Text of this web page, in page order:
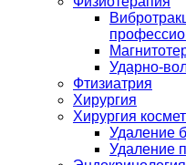
Ударно-
Фтизиатрия
Хирургия
Хирургия
Удаление
Удаление